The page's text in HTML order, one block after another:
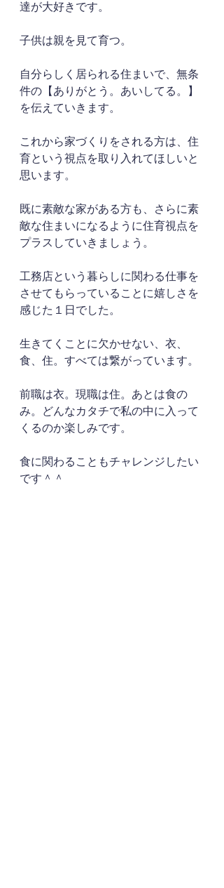
達が大好きです。
子供は親を見て育つ。
自分らしく居られる住まいで、無条
件の【ありがとう。あいしてる。】
を伝えていきます。
これから家づくりをされる方は、住
育という視点を取り入れてほしいと
思います。
既に素敵な家がある方も、さらに素
敵な住まいになるように住育視点を
プラスしていきましょう。
工務店という暮らしに関わる仕事を
させてもらっていることに嬉しさを
感じた１日でした。
生きてくことに欠かせない、衣、
食、住。すべては繋がっています。
前職は衣。現職は住。あとは食の
み。どんなカタチで私の中に入って
くるのか楽しみです。
食に関わることもチャレンジしたい
です＾＾